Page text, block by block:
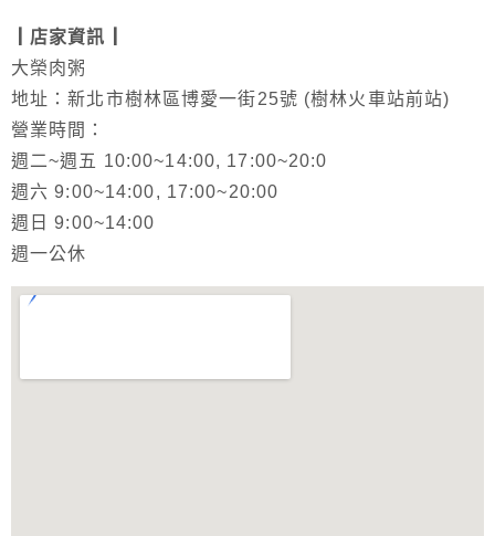
┃店家資訊┃
大榮肉粥
地址：新北市樹林區博愛一街25號 (樹林火車站前站)
營業時間：
週二~週五 10:00~14:00, 17:00~20:0
週六 9:00~14:00, 17:00~20:00
週日 9:00~14:00
週一公休